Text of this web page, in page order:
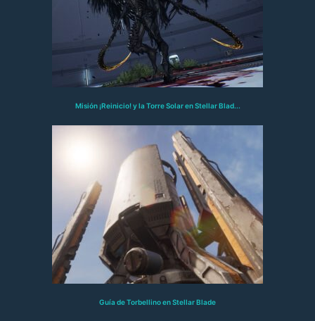
Misión ¡Reinicio! y la Torre Solar en Stellar Blad...
Guía de Torbellino en Stellar Blade